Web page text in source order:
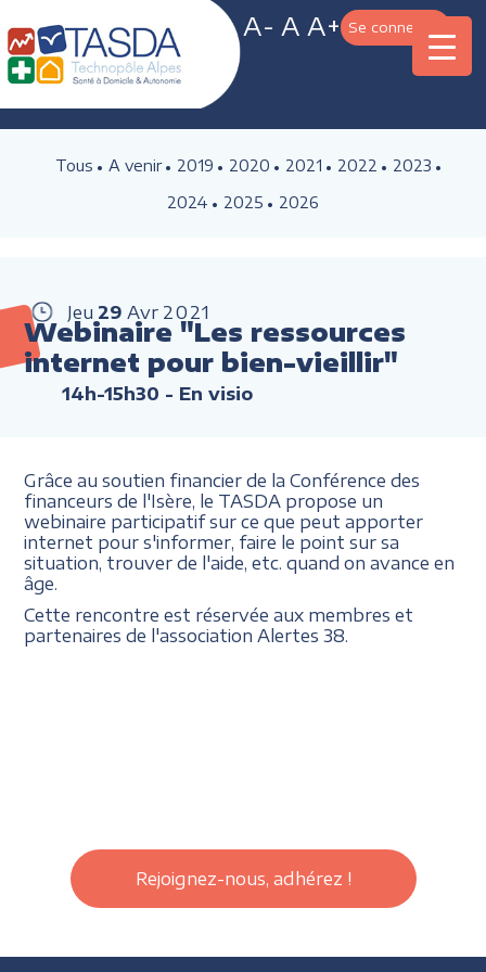
A- A A+ Se connecter
Tous A venir 2019 2020 2021 2022
2023
2024
2025 2026
Jeu 29 Avr 2021
Webinaire "Les ressources
internet pour bien-vieillir"
14h-15h30 - En visio
Grâce au soutien financier de la Conférence des
financeurs de l'Isère, le TASDA propose un
webinaire participatif sur ce que peut apporter
internet pour s'informer, faire le point sur sa
situation, trouver de l'aide, etc. quand on avance en
âge.
Cette rencontre est réservée aux membres et
partenaires de l'association Alertes 38.
Rejoignez-nous, adhérez !